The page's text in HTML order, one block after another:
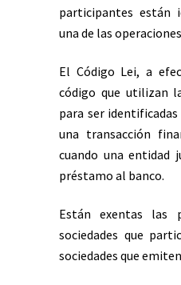
participantes están
una de las
El Código Lei, a
código que utilizan
para ser
una transacción
cuando una entidad
préstamo al banco.
Están exentas las
sociedades que
sociedades que